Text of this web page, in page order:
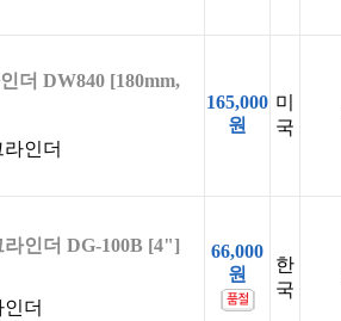
더 DW840 [180mm,
인더
165,000
원
미
국
라인더 DG-100B [4"]
더
66,000
원
한
국